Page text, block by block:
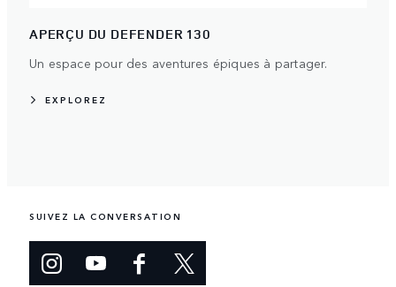
APERÇU DU DEFENDER 130
Un espace pour des aventures épiques à partager.
EXPLOREZ
SUIVEZ LA CONVERSATION